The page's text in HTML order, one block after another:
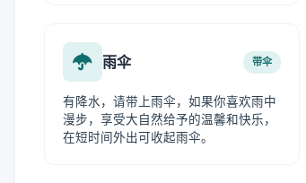
雨伞 带伞
有降水，请带上雨伞，如果你喜欢雨中
漫步，享受大自然给予的温馨和快乐，
在短时间外出可收起雨伞。